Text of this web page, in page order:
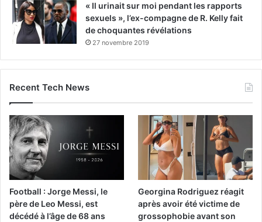
« Il urinait sur moi pendant les rapports
sexuels », l’ex-compagne de R. Kelly fait
de choquantes révélations
27 novembre 2019
Recent Tech News
Football : Jorge Messi, le
père de Leo Messi, est
décédé à l’âge de 68 ans
Georgina Rodriguez réagit
après avoir été victime de
grossophobie avant son